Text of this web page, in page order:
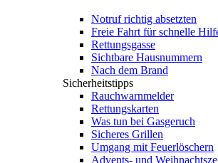
Notruf richtig absetzten
Freie Fahrt für schnelle
Rettungsgasse
Sichtbare Hausnummern
Nach dem Brand
Sicherheitstipps
Rauchwarnmelder
Rettungskarten
Was tun bei Gasgeruch
Sicheres Grillen
Umgang mit Feuerlöschern
Advents- und